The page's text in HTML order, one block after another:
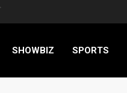
SHOWBIZ SPORTS